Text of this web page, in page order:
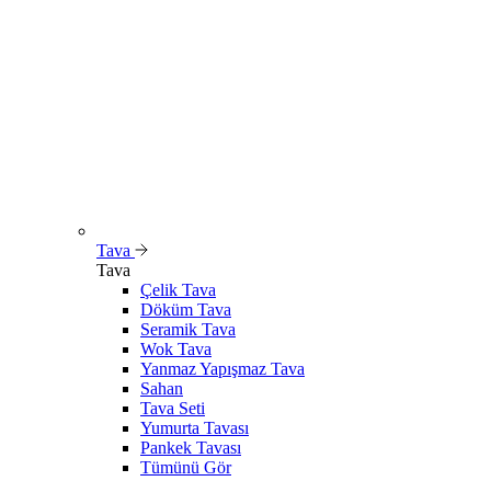
Tava
Tava
Çelik Tava
Döküm Tava
Seramik Tava
Wok Tava
Yanmaz Yapışmaz Tava
Sahan
Tava Seti
Yumurta Tavası
Pankek Tavası
Tümünü Gör